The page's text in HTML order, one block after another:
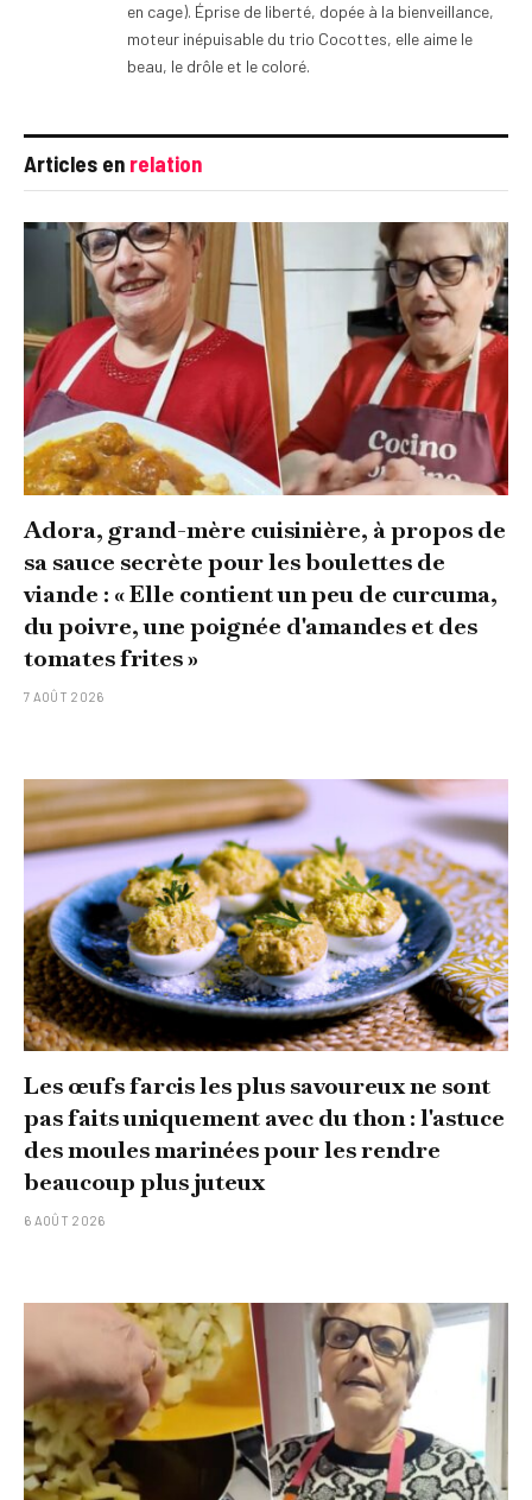
en cage). Éprise de liberté, dopée à la bienveillance,
moteur inépuisable du trio Cocottes, elle aime le
beau, le drôle et le coloré.
Articles en relation
Adora, grand-mère cuisinière, à propos de
sa sauce secrète pour les boulettes de
viande : « Elle contient un peu de curcuma,
du poivre, une poignée d'amandes et des
tomates frites »
7 AOÛT 2026
Les œufs farcis les plus savoureux ne sont
pas faits uniquement avec du thon : l'astuce
des moules marinées pour les rendre
beaucoup plus juteux
6 AOÛT 2026